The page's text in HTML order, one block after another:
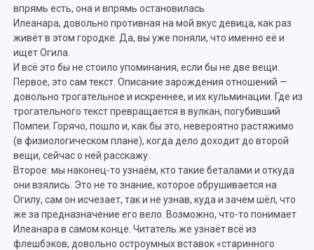
впрямь есть, она и впрямь остановилась.
Илеанара, довольно противная на мой вкус девица, как раз
живёт в этом городке. Да, вы уже поняли, что именно её и
ищет Огила.
И всё это бы не стоило упоминания, если бы не две вещи.
Первое, это сам текст. Описание зарождения отношений —
довольно трогательное и искреннее, и их кульминации. Где из
трогательного текст превращается в вулкан, погубивший
Помпеи. Горячо, пошло и, как бы это, невероятно растяжимо
(в физиологическом плане), когда дело доходит до второй
вещи, сейчас о ней расскажу.
Второе: мы наконец-то узнаём, кто такие беталами и откуда
они взялись. Это не то знание, которое обрушивается на
Огилу, сам он исчезает, так и не узнав, куда и зачем шёл, что
же за предназначение его вело. Возможно, что-то понимает
Илеанара в самом конце. Читатель же узнаёт всё из
флешбэков, довольно остроумных вставок «старинного